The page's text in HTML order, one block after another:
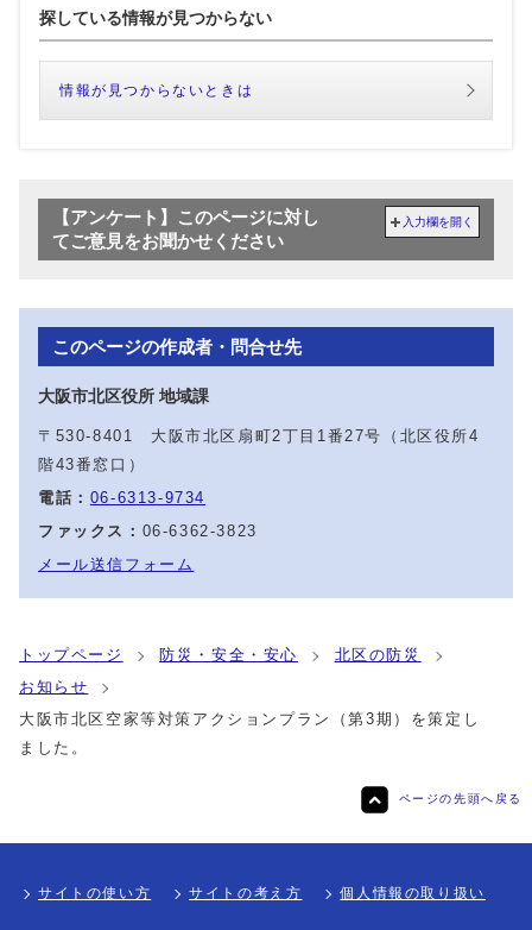
探している情報が見つからない
情報が見つからないときは
【アンケート】このページに対し
てご意見をお聞かせください
入力欄を開く
このページの作成者・問合せ先
大阪市北区役所 地域課
〒530-8401 大阪市北区扇町2丁目1番27号（北区役所4
階43番窓口）
電話： 06-6313-9734
ファックス： 06-6362-3823
メール送信フォーム
トップページ 防災・安全・安心
北区の防災
お知らせ
大阪市北区空家等対策アクションプラン（第3期）を策定し
ました。
ページの先頭へ戻る
サイトの使い方 サイトの考え方 個人情報の取り扱い